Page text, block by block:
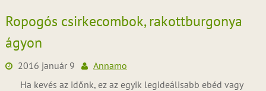
Ropogós csirkecombok, rakottburgonya
ágyon
2016 január 9
Annamo
Ha kevés az időnk, ez az egyik legideálisabb ebéd vagy